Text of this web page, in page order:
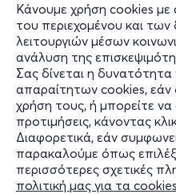
Κάνουμε χρήση cookies με
του περιεχομένου και
λειτουργιών μέσων
ανάλυση της
Σας δίνεται η
απαραίτητων cookies, εάν
χρήση τους, ή μπορείτε να
προτιμήσεις, κάνοντας
Διαφορετικά, εάν
παρακαλούμε όπως
περισσότερες σχετικές
πολιτική μας για τα cookies